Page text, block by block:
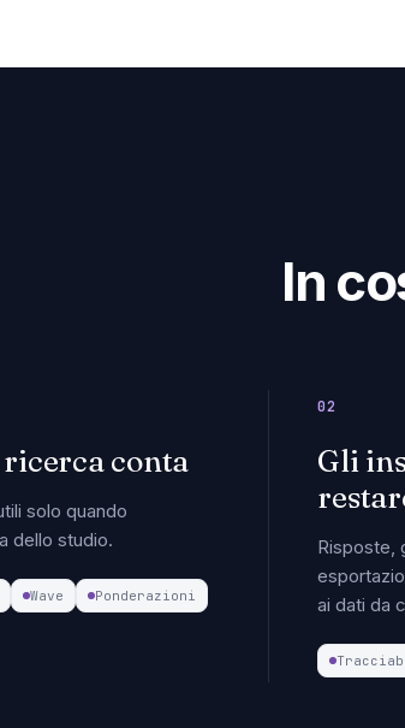
In
conta
solo quando
dello studio.
Wave Ponderazioni
02
Gli
Risposte,
ai dati da